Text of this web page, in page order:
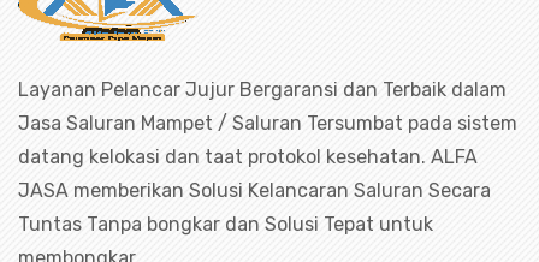
Layanan Pelancar Jujur Bergaransi dan Terbaik dalam
Jasa Saluran Mampet / Saluran Tersumbat pada sistem
datang kelokasi dan taat protokol kesehatan. ALFA
JASA memberikan Solusi Kelancaran Saluran Secara
Tuntas Tanpa bongkar dan Solusi Tepat untuk